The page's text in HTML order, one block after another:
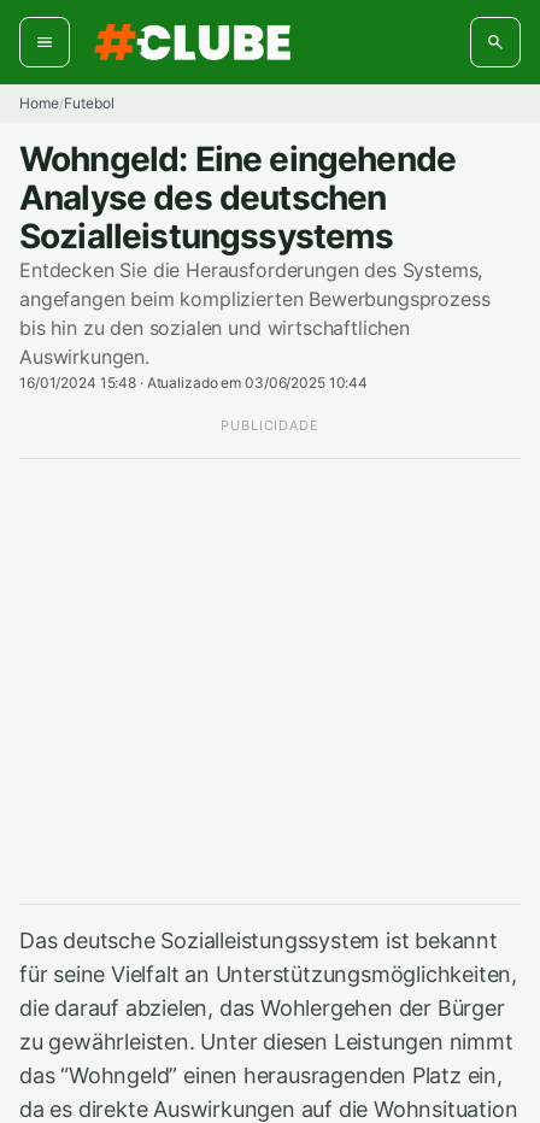
Pular
para
conteúdo
Home/Futebol
Wohngeld: Eine eingehende
Analyse des deutschen
Sozialleistungssystems
Entdecken Sie die Herausforderungen des Systems,
angefangen beim komplizierten Bewerbungsprozess
bis hin zu den sozialen und wirtschaftlichen
Auswirkungen.
16/01/2024 15:48 · Atualizado em 03/06/2025 10:44
PUBLICIDADE
Das deutsche Sozialleistungssystem ist bekannt
für seine Vielfalt an Unterstützungsmöglichkeiten,
die darauf abzielen, das Wohlergehen der Bürger
zu gewährleisten. Unter diesen Leistungen nimmt
das “Wohngeld” einen herausragenden Platz ein,
da es direkte Auswirkungen auf die Wohnsituation